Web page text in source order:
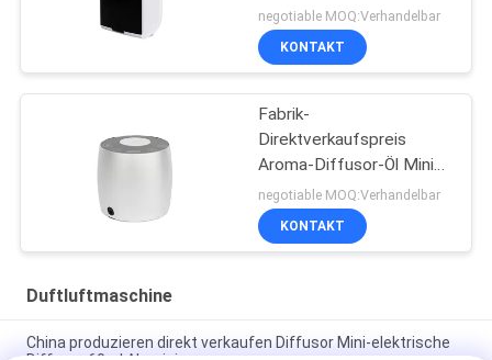
Kunststoff Rohs Fcc
Genehmigung Aroma
negotiable MOQ:Verhandelbar
KONTAKT
Fabrik-
Direktverkaufspreis
Aroma-Diffusor-Öl Mini-
Diffusor 60ml Aluminium
negotiable MOQ:Verhandelbar
KONTAKT
Duftluftmaschine
China produzieren direkt verkaufen Diffusor Mini-elektrische